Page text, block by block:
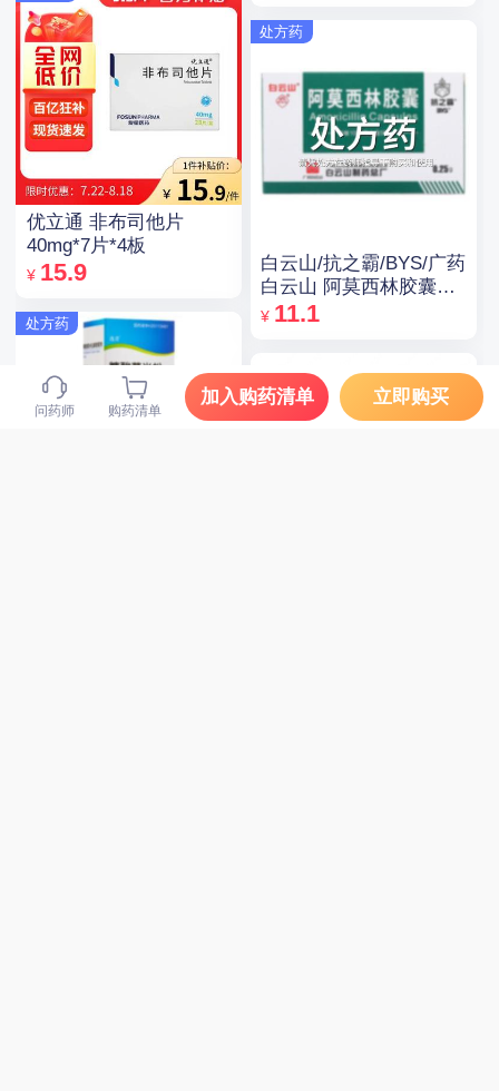
问药师 购药清单
加入购药清单 立即购买
优立通 非布司他片
40mg*7片*4板
¥ 15.9
处方药
处方药
白云山/抗之霸/BYS/广药
白云山 阿莫西林胶囊
0.25g*10粒*5板
¥ 11.1